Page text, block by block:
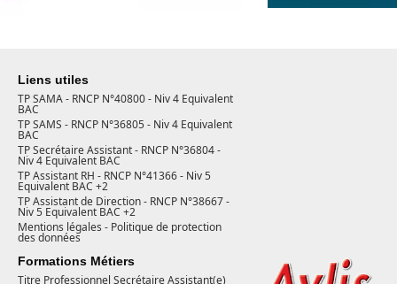
Liens utiles
TP SAMA - RNCP N°40800 - Niv 4 Equivalent
BAC
TP SAMS - RNCP N°36805 - Niv 4 Equivalent
BAC
TP Secrétaire Assistant - RNCP N°36804 -
Niv 4 Equivalent BAC
TP Assistant RH - RNCP N°41366 - Niv 5
Equivalent BAC +2
TP Assistant de Direction - RNCP N°38667 -
Niv 5 Equivalent BAC +2
Mentions légales - Politique de protection
des données
Formations Métiers
Titre Professionnel Secrétaire Assistant(e)